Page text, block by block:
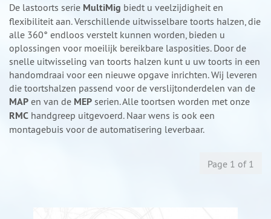
De lastoorts serie MultiMig biedt u veelzijdigheit en
flexibiliteit aan. Verschillende uitwisselbare toorts halzen, die
alle 360° endloos verstelt kunnen worden, bieden u
oplossingen voor moeilijk bereikbare lasposities. Door de
snelle uitwisseling van toorts halzen kunt u uw toorts in een
handomdraai voor een nieuwe opgave inrichten. Wij leveren
die toortshalzen passend voor de verslijtonderdelen van de
MAP en van de MEP serien. Alle toortsen worden met onze
RMC handgreep uitgevoerd. Naar wens is ook een
montagebuis voor de automatisering leverbaar.
Page 1 of 1